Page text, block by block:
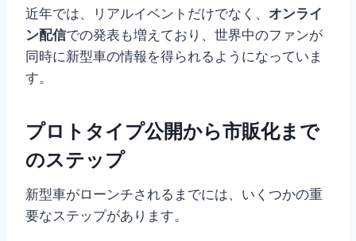
近年では、リアルイベントだけでなく、 オンライ
ン配信での発表も増えており、世界中のファンが
同時に新型車の情報を得られるようになっていま
す。
プロトタイプ公開から市販化まで
のステップ
新型車がローンチされるまでには、いくつかの重
要なステップがあります。